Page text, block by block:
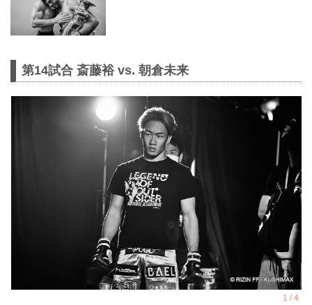
第14試合 斎藤裕 vs. 朝倉未来